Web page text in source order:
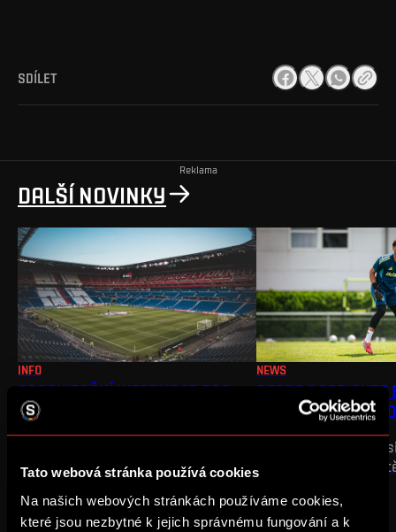
Tato webová stránka používá cookies
Na našich webových stránkách používáme cookies,
které jsou nezbytné k jejich správnému fungování a k
SDÍLET
Reklama
DALŠÍ NOVINKY
INFO
ORGANIZAČNÍ INFORMACE PRO
VÝJEZĎÁKY DO LYONU
vstupenek
NEWS
PEDRO RODRIGUEZ
HOSTOVAT V
Dvacetiletý brankář
druhou nejvyšší